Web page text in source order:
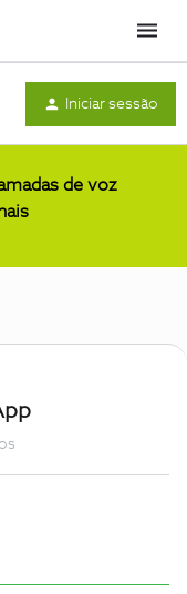
Menu
Iniciar sessão
de voz